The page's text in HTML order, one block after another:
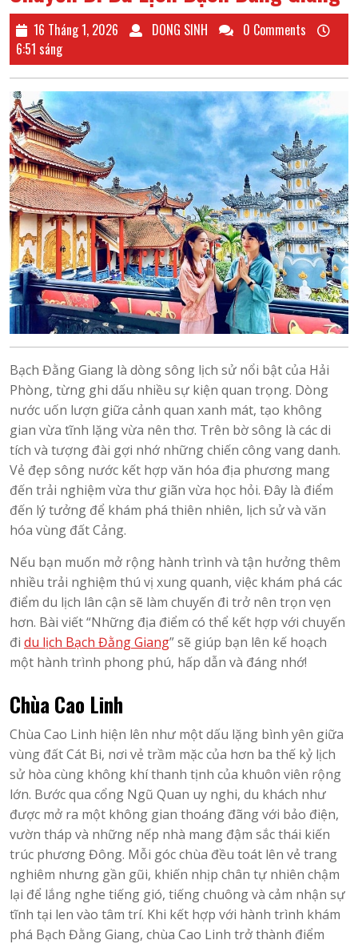
16 Tháng 1, 2026
16
1,
2026
DONG SINH
DONG 0 Comments
6:51 sáng
Bạch Đằng Giang là dòng sông lịch sử nổi bật của Hải
Phòng, từng ghi dấu nhiều sự kiện quan trọng. Dòng
nước uốn lượn giữa cảnh quan xanh mát, tạo không
gian vừa tĩnh lặng vừa nên thơ. Trên bờ sông là các di
tích và tượng đài gợi nhớ những chiến công vang danh.
Vẻ đẹp sông nước kết hợp văn hóa địa phương mang
đến trải nghiệm vừa thư giãn vừa học hỏi. Đây là điểm
đến lý tưởng để khám phá thiên nhiên, lịch sử và văn
hóa vùng đất Cảng.
Nếu bạn muốn mở rộng hành trình và tận hưởng thêm
nhiều trải nghiệm thú vị xung quanh, việc khám phá các
điểm du lịch lân cận sẽ làm chuyến đi trở nên trọn vẹn
hơn. Bài viết “Những địa điểm có thể kết hợp với chuyến
đi du lịch Bạch Đằng Giang” sẽ giúp bạn lên kế hoạch
một hành trình phong phú, hấp dẫn và đáng nhớ!
Chùa Cao Linh
Chùa Cao Linh hiện lên như một dấu lặng bình yên giữa
vùng đất Cát Bi, nơi vẻ trầm mặc của hơn ba thế kỷ lịch
sử hòa cùng không khí thanh tịnh của khuôn viên rộng
lớn. Bước qua cổng Ngũ Quan uy nghi, du khách như
được mở ra một không gian thoáng đãng với bảo điện,
vườn tháp và những nếp nhà mang đậm sắc thái kiến
trúc phương Đông. Mỗi góc chùa đều toát lên vẻ trang
nghiêm nhưng gần gũi, khiến nhịp chân tự nhiên chậm
lại để lắng nghe tiếng gió, tiếng chuông và cảm nhận sự
tĩnh tại len vào tâm trí. Khi kết hợp với hành trình khám
phá Bạch Đằng Giang, chùa Cao Linh trở thành điểm